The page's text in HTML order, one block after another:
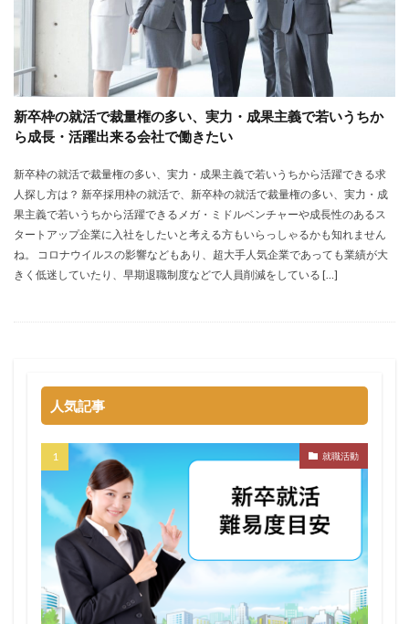
新卒枠の就活で裁量権の多い、実力・成果主義で若いうちか
ら成長・活躍出来る会社で働きたい
新卒枠の就活で裁量権の多い、実力・成果主義で若いうちから活躍できる求
人探し方は？ 新卒採用枠の就活で、新卒枠の就活で裁量権の多い、実力・成
果主義で若いうちから活躍できるメガ・ミドルベンチャーや成長性のあるス
タートアップ企業に入社をしたいと考える方もいらっしゃるかも知れません
ね。 コロナウイルスの影響などもあり、超大手人気企業であっても業績が大
きく低迷していたり、早期退職制度などで人員削減をしている […]
人気記事
就職活動
就職支援先
就職情報サイト
就職出来る
就職偏差値 就職できない
就職サイト
就職カレッジ
就職shop 大学院
大企業
怪しい
優良企業 内定の割合
内定が欲しい
内定がもらえない
内定がない
内定がすぐ出る企業
内定出るのが早い
倍率が低い
信頼できる
何個
何がしたいかわからない
体験談
体育会系
内定をもらいやすい
内定欲しい
初めて
性格診断アプリ
情報系学部
会社辞めたい
若者
誰でも受かる業界
評判
見分け方
裁量権
落ちてから
自己分析ツール 身バレ
自己分析
自己PR動画
職種 職務経歴書
職サークル
締切
第二新卒とは
第二新卒エージェントneo
第二新卒
超優良企業 種類
長所
面談
面接 難易度
難しく考えすぎ